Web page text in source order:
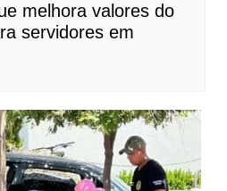
melhora valores do
servidores em